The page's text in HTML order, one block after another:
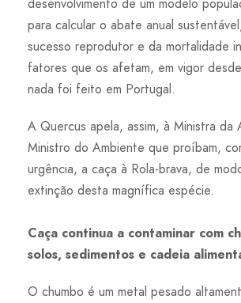
desenvolvimento de um modelo
para calcular o abate anual
sucesso reprodutor e da mortalidade
fatores que os afetam, em vigor
nada foi feito em Portugal.
A Quercus apela, assim, à Ministra da
Ministro do Ambiente que proíbam,
urgência, a caça à Rola-brava, de
extinção desta magnífica espécie.
Caça continua a contaminar com
solos, sedimentos e cadeia
O chumbo é um metal pesado